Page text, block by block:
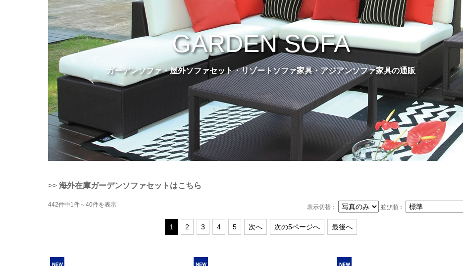
GARDEN SOFA
ガーデンソファ・屋外ソファセット・リゾートソファ家具・アジアンソファ家具の通販
>> 海外在庫ガーデンソファセットはこちら
表示切替： 並び順：
442件中1件～40件を表示
1 2 3 4 5 次へ 次の5ページへ 最後へ